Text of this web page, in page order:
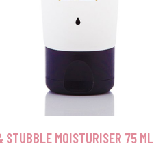
STUBBLE MOISTURISER 75 ML